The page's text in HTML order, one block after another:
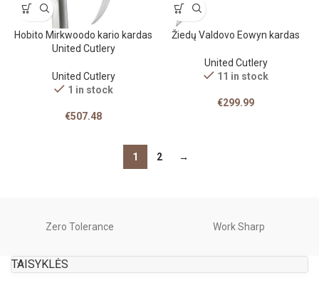
Hobito Mirkwoodo kario kardas
United Cutlery
United Cutlery
1 in stock
€507.48
Žiedų Valdovo Eowyn kardas
United Cutlery
11 in stock
€299.99
1 2 →
Zero Tolerance Work Sharp
TAISYKLĖS